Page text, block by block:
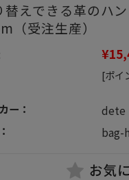
替えできる革のハ
（受注生産）
[ポイ
ー：
dete
bag-